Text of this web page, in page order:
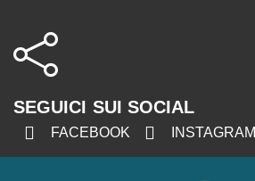
SEGUICI SUI SOCIAL
FACEBOOK INSTAGRAM